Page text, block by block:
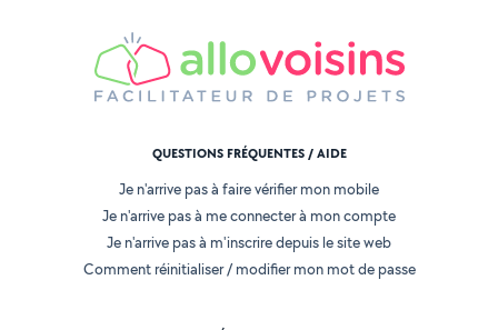
QUESTIONS FRÉQUENTES / AIDE
Je n'arrive pas à faire vérifier mon mobile
Je n'arrive pas à me connecter à mon compte
Je n'arrive pas à m'inscrire depuis le site web
Comment réinitialiser / modifier mon mot de passe